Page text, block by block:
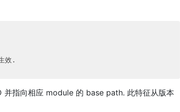
效.
指向相应 module 的 base path. 此特征从版本